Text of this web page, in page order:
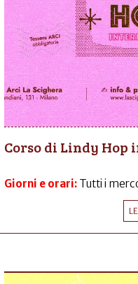
Corso di Lindy Hop
Giorni e orari: Tutti i